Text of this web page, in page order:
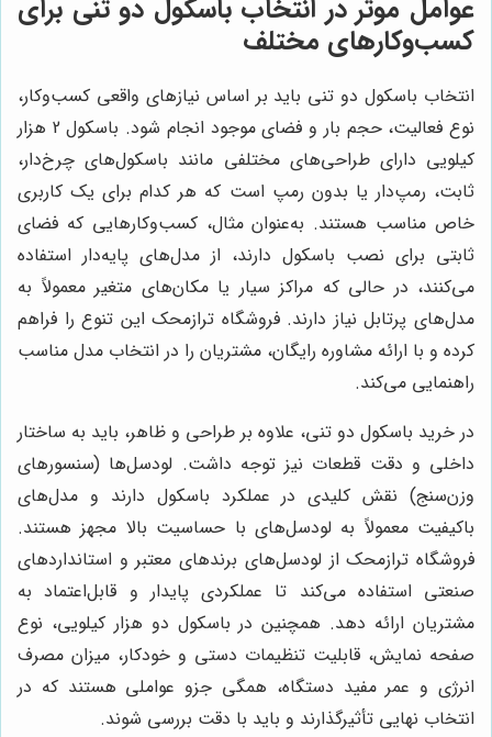
عوامل موثر در انتخاب باسکول دو تنی برای
کسب‌وکارهای مختلف
انتخاب باسکول دو تنی باید بر اساس نیازهای واقعی کسب‌وکار،
نوع فعالیت، حجم بار و فضای موجود انجام شود. باسکول 2 هزار
کیلویی دارای طراحی‌های مختلفی مانند باسکول‌های چرخ‌دار،
ثابت، رمپ‌دار یا بدون رمپ است که هر کدام برای یک کاربری
خاص مناسب هستند. به‌عنوان مثال، کسب‌وکارهایی که فضای
ثابتی برای نصب باسکول دارند، از مدل‌های پایه‌دار استفاده
می‌کنند، در حالی که مراکز سیار یا مکان‌های متغیر معمولاً به
مدل‌های پرتابل نیاز دارند. فروشگاه ترازمحک این تنوع را فراهم
کرده و با ارائه مشاوره رایگان، مشتریان را در انتخاب مدل مناسب
راهنمایی می‌کند.
در خرید باسکول دو تنی، علاوه بر طراحی و ظاهر، باید به ساختار
داخلی و دقت قطعات نیز توجه داشت. لودسل‌ها (سنسورهای
وزن‌سنج) نقش کلیدی در عملکرد باسکول دارند و مدل‌های
باکیفیت معمولاً به لودسل‌های با حساسیت بالا مجهز هستند.
فروشگاه ترازمحک از لودسل‌های برندهای معتبر و استانداردهای
صنعتی استفاده می‌کند تا عملکردی پایدار و قابل‌اعتماد به
مشتریان ارائه دهد. همچنین در باسکول دو هزار کیلویی، نوع
صفحه نمایش، قابلیت تنظیمات دستی و خودکار، میزان مصرف
انرژی و عمر مفید دستگاه، همگی جزو عواملی هستند که در
انتخاب نهایی تأثیرگذارند و باید با دقت بررسی شوند.